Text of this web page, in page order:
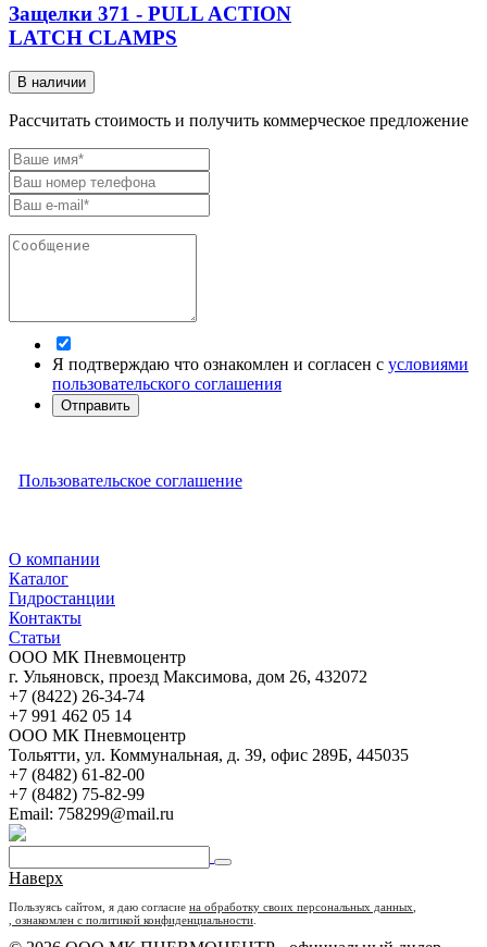
Защелки 371 - PULL ACTION
LATCH CLAMPS
В наличии
Рассчитать стоимость и получить коммерческое предложение
Я подтверждаю что ознакомлен и согласен с условиями
пользовательского соглашения
Отправить
Пользовательское соглашение
О компании
Каталог
Гидростанции
Контакты
Статьи
ООО МК Пневмоцентр
г. Ульяновск, проезд Максимова, дом 26, 432072
+7 (8422) 26-34-74
+7 991 462 05 14
ООО МК Пневмоцентр
Тольятти, ул. Коммунальная, д. 39, офис 289Б, 445035
+7 (8482) 61-82-00
+7 (8482) 75-82-99
Email: 758299@mail.ru
Наверх
Пользуясь сайтом, я даю согласие на обработку своих персональных данных
, ознакомлен с политикой конфиденциальности